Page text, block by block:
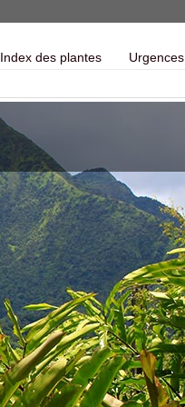
Index des plantes Urgences